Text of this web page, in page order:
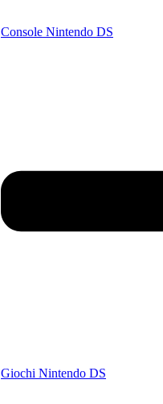
Console Nintendo DS
Giochi Nintendo DS